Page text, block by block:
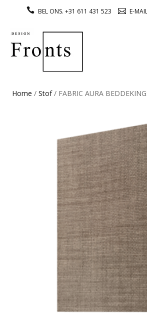
BEL ONS. +31 611 431 523 E-
Home / Stof/ FABRIC AURA